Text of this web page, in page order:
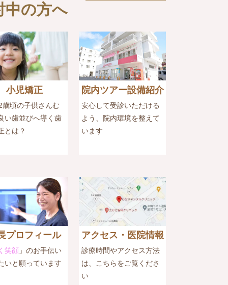
中の方へ
小児矯正
歳頃の子供さんむ
い歯並びへ導く歯
とは？
院内ツアー設備紹介
安心して受診いただける
よう、院内環境を整えて
います
プロフィール
笑顔 」のお手伝い
いと願っています
アクセス・医院情報
診療時間やアクセス方法
は、こちらをご覧くださ
い